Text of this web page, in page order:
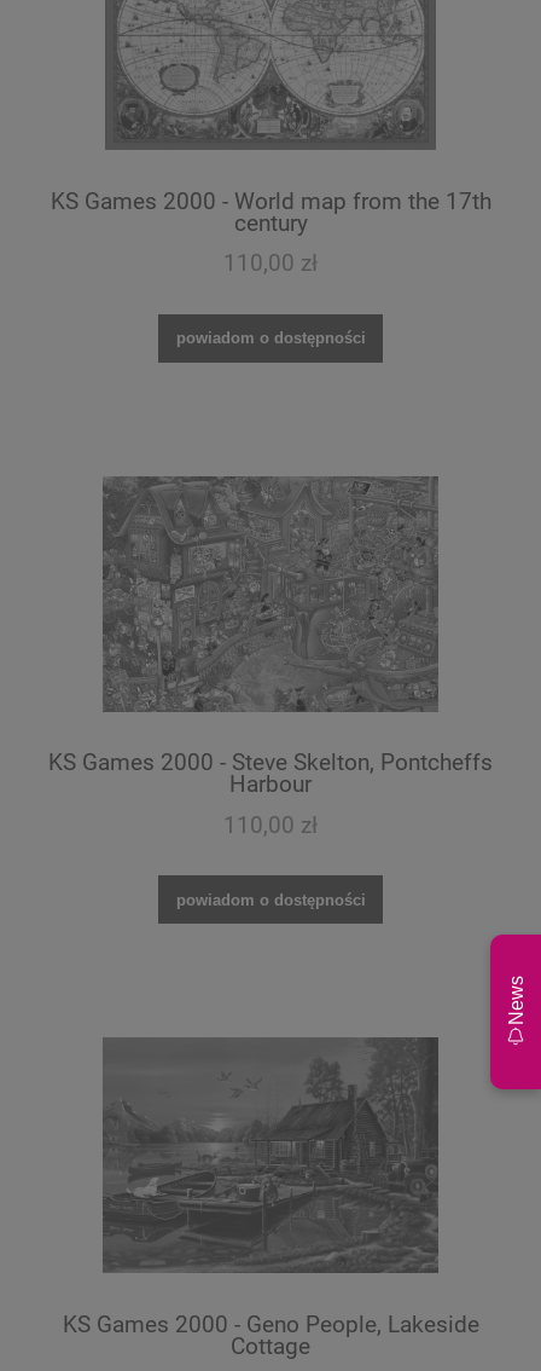
KS Games 2000 - World map from the 17th
century
110,00 zł
powiadom o dostępności
KS Games 2000 - Steve Skelton, Pontcheffs
Harbour
110,00 zł
powiadom o dostępności
KS Games 2000 - Geno People, Lakeside
Cottage
News